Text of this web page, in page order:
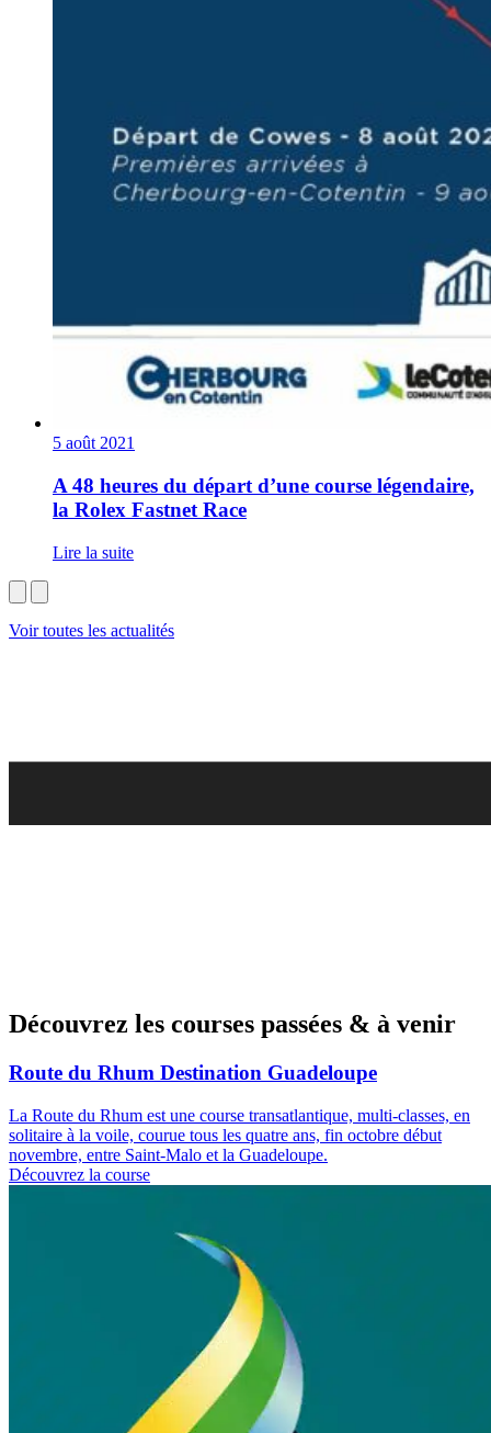
5 août 2021
A 48 heures du départ d’une course légendaire,
la Rolex Fastnet Race
Lire la suite
Voir toutes les actualités
Découvrez les courses passées & à venir
Route du Rhum Destination Guadeloupe
La Route du Rhum est une course transatlantique, multi-classes, en
solitaire à la voile, courue tous les quatre ans, fin octobre début
novembre, entre Saint-Malo et la Guadeloupe.
Découvrez la course